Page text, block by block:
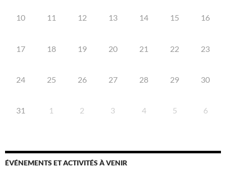
10 11 12 13 14 15 16
17 18 19 20 21 22 23
24 25 26 27 28 29 30
31 1 2 3 4 5 6
ÉVÉNEMENTS ET ACTIVITÉS À VENIR